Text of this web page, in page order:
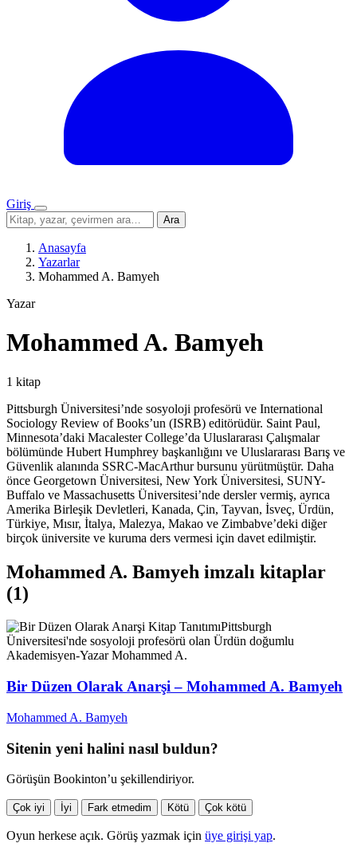
Giriş
Menü
Sitede
ara
Ara
Anasayfa
Yazarlar
Mohammed A. Bamyeh
Yazar
Mohammed A. Bamyeh
1 kitap
Pittsburgh Üniversitesi’nde sosyoloji profesörü ve International
Sociology Review of Books’un (ISRB) editörüdür. Saint Paul,
Minnesota’daki Macalester College’da Uluslararası Çalışmalar
bölümünde Hubert Humphrey başkanlığını ve Uluslararası Barış ve
Güvenlik alanında SSRC-MacArthur bursunu yürütmüştür. Daha
önce Georgetown Üniversitesi, New York Üniversitesi, SUNY-
Buffalo ve Massachusetts Üniversitesi’nde dersler vermiş, ayrıca
Amerika Birleşik Devletleri, Kanada, Çin, Tayvan, İsveç, Ürdün,
Türkiye, Mısır, İtalya, Malezya, Makao ve Zimbabve’deki diğer
birçok üniversite ve kuruma ders vermesi için davet edilmiştir.
Mohammed A. Bamyeh imzalı kitaplar
(1)
Kitap TanıtımıPittsburgh
Üniversitesi'nde sosyoloji profesörü olan Ürdün doğumlu
Akademisyen-Yazar Mohammed A.
Bir Düzen Olarak Anarşi – Mohammed A. Bamyeh
Mohammed A. Bamyeh
Sitenin yeni halini nasıl buldun?
Görüşün Bookinton’u şekillendiriyor.
Çok iyi İyi Fark etmedim Kötü Çok kötü
Oyun herkese açık. Görüş yazmak için üye girişi yap.